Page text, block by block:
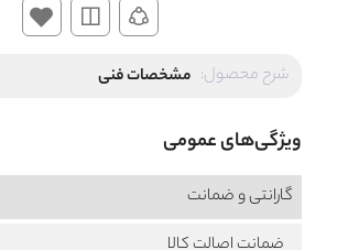
شرح محصول: مشخصات فنی
ویژگی‌های عمومی
گارانتی و ضمانت